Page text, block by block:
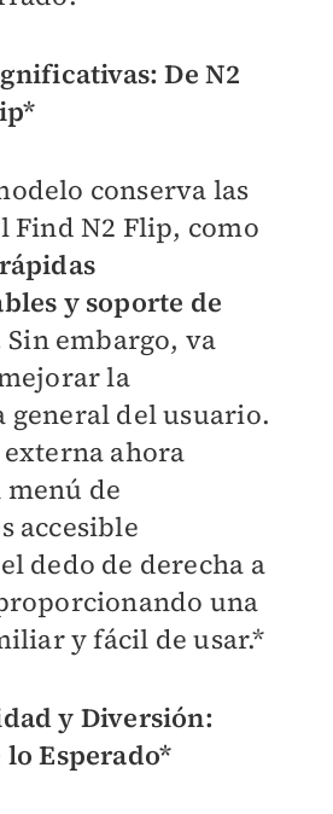
De N2
conserva las
Find N2 Flip, como
y soporte de
Sin embargo, va
la
general del usuario.
ahora
de
accesible
dedo de derecha a
una
y fácil de usar.*
y Diversión:
lo Esperado*